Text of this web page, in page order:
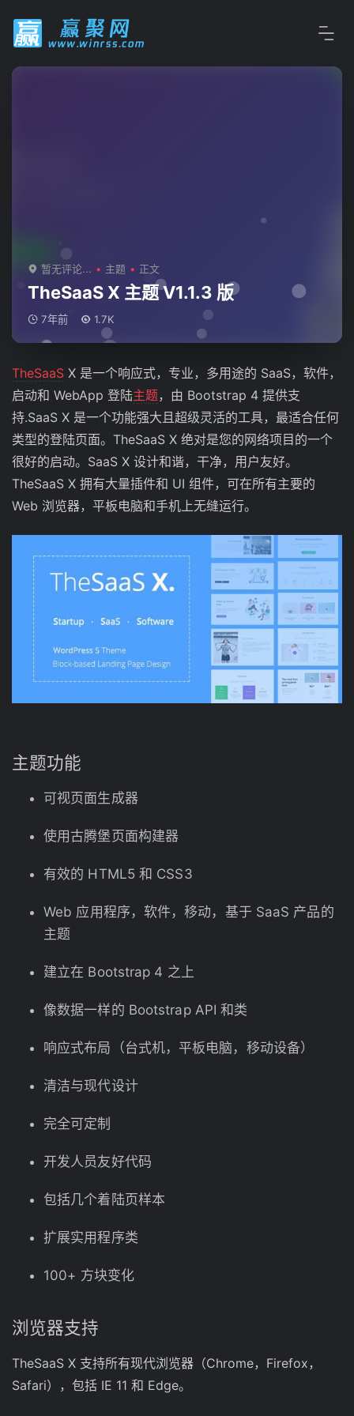
暂无评论... 主题 正文
TheSaaS X 主题 V1.1.3 版
7年前 1.7K
TheSaaS X 是一个响应式，专业，多用途的 SaaS，软件，
启动和 WebApp 登陆主题，由 Bootstrap 4 提供支
持.SaaS X 是一个功能强大且超级灵活的工具，最适合任何
类型的登陆页面。TheSaaS X 绝对是您的网络项目的一个
很好的启动。SaaS X 设计和谐，干净，用户友好。
TheSaaS X 拥有大量插件和 UI 组件，可在所有主要的
Web 浏览器，平板电脑和手机上无缝运行。
主题功能
可视页面生成器
使用古腾堡页面构建器
有效的 HTML5 和 CSS3
Web 应用程序，软件，移动，基于 SaaS 产品的
主题
建立在 Bootstrap 4 之上
像数据一样的 Bootstrap API 和类
响应式布局（台式机，平板电脑，移动设备）
清洁与现代设计
完全可定制
开发人员友好代码
包括几个着陆页样本
扩展实用程序类
100+ 方块变化
浏览器支持
TheSaaS X 支持所有现代浏览器（Chrome，Firefox，
Safari），包括 IE 11 和 Edge。